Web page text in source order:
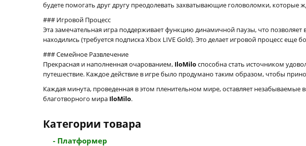
будете помогать друг другу преодолевать захватывающие головоломки, которые
### Игровой Процесс
Эта замечательная игра поддерживает функцию динамичной паузы, что
находились (требуется подписка Xbox LIVE Gold). Это делает игровой процесс еще
### Семейное Развлечение
Прекрасная и наполненная очарованием, IloMiloспособна стать источником
путешествие. Каждое действие в игре было продумано таким образом, чтобы
Каждая минута, проведенная в этом пленительном мире, оставляет
благотворного мира IloMilo.
Категории товара
- Платформер